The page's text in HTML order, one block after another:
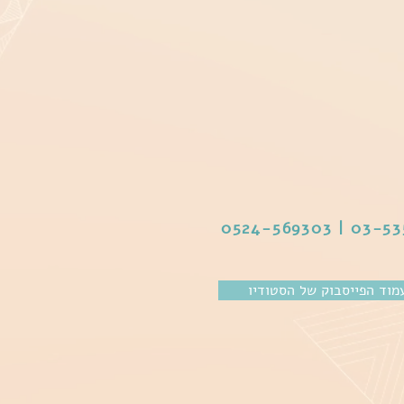
03-5351153 |
הפייסבוק של הסטודיו